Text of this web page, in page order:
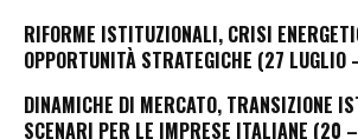
RIFORME ISTITUZIONALI, CRISI
OPPORTUNITÀ STRATEGICHE (27
DINAMICHE DI MERCATO, TRANSIZIONE
SCENARI PER LE IMPRESE ITALIANE (20